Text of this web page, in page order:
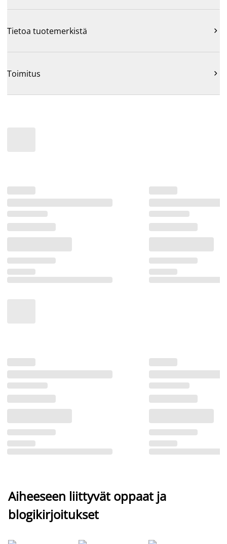
Tietoa tuotemerkistä 
Toimitus 
Aiheeseen liittyvät oppaat ja
blogikirjoitukset